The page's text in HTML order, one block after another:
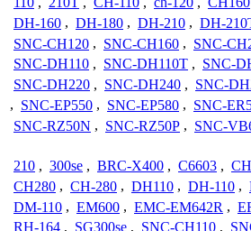
DH-160 , DH-180 , DH-210 , DH-
SNC-CH120 , SNC-CH160 , SNC-
SNC-DH110 , SNC-DH110T , SNC-
SNC-DH220 , SNC-DH240 , SNC-
, SNC-EP550 , SNC-EP580 , SNC-
SNC-RZ50N , SNC-RZ50P , SNC-
210 , 300se , BRC-X400 , C6603 ,
CH280 , CH-280 , DH110 , DH-110 ,
DM-110 , EM600 , EMC-EM642R ,
RH-164 , SG300se , SNC-CH110 ,